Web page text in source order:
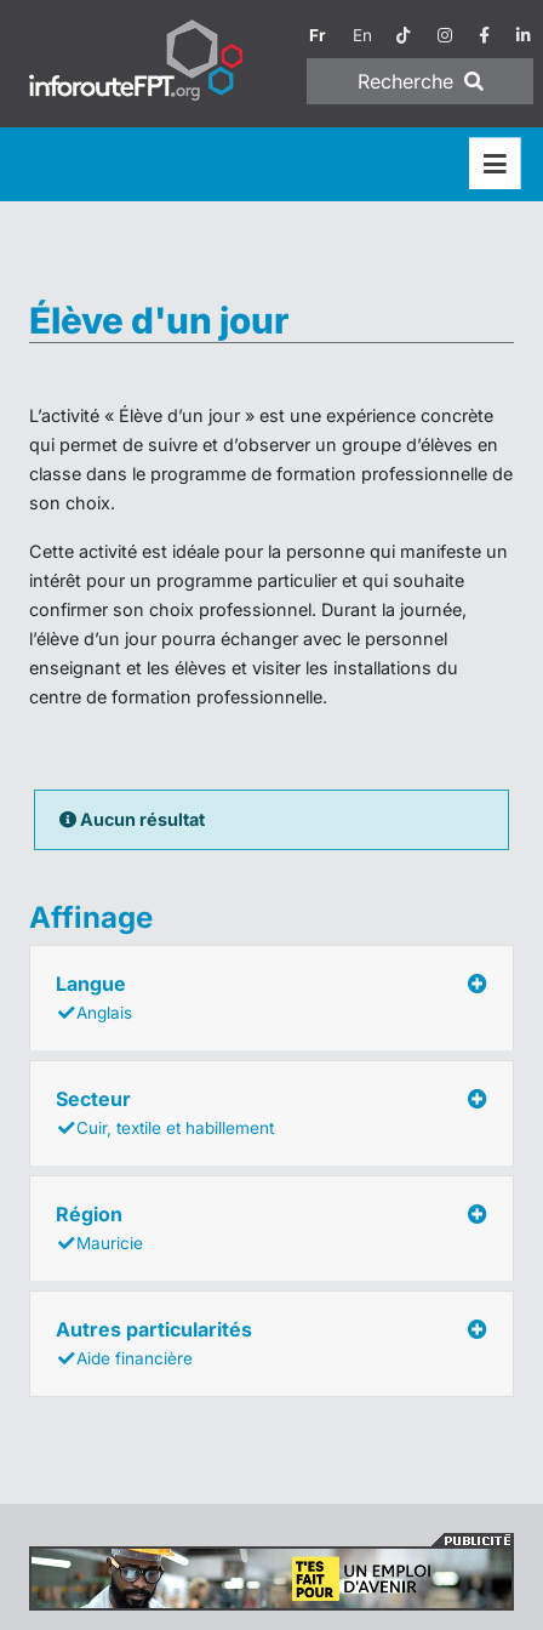
Fr En
Recherche
Élève d'un jour
L’activité « Élève d’un jour » est une expérience concrète
qui permet de suivre et d’observer un groupe d’élèves en
classe dans le programme de formation professionnelle de
son choix.
Cette activité est idéale pour la personne qui manifeste un
intérêt pour un programme particulier et qui souhaite
confirmer son choix professionnel. Durant la journée,
l’élève d’un jour pourra échanger avec le personnel
enseignant et les élèves et visiter les installations du
centre de formation professionnelle.
Aucun résultat
Affinage
Langue
Anglais
Secteur
Cuir, textile et habillement
Région
Mauricie
Autres particularités
Aide financière